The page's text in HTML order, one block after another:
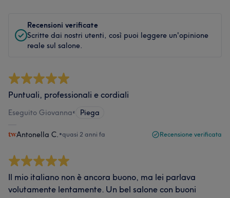
Recensioni verificate
Scritte dai nostri utenti, così puoi leggere un'opinione
reale sul salone.
Puntuali, professionali e cordiali
Eseguito Giovanna• Piega
Antonella C. •quasi 2 anni fa Recensione verificata
Il mio italiano non è ancora buono, ma lei parlava
volutamente lentamente. Un bel salone con buoni